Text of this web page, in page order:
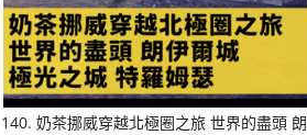
或
降
量。
140. 奶茶挪威穿越北極圈之旅 世界的盡頭 朗